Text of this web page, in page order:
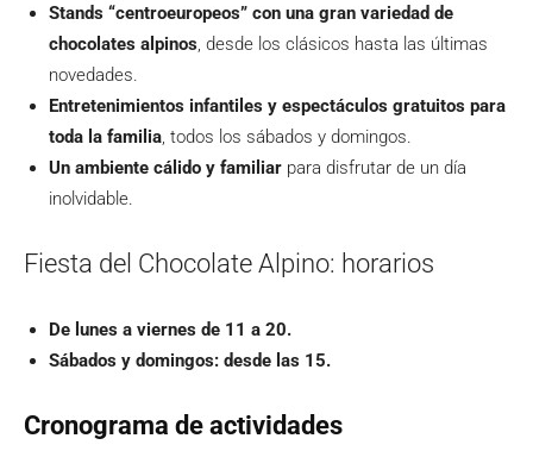
Stands “centroeuropeos” con una gran variedad de
chocolates alpinos, desde los clásicos hasta las últimas
novedades.
Entretenimientos infantiles y espectáculos gratuitos para
toda la familia, todos los sábados y domingos.
Un ambiente cálido y familiar para disfrutar de un día
inolvidable.
Fiesta del Chocolate Alpino: horarios
De lunes a viernes de 11 a 20.
Sábados y domingos: desde las 15.
Cronograma de actividades